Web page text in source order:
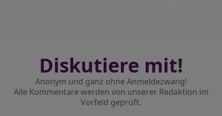
Diskutiere mit!
Anonym und ganz ohne Anmeldezwang!
Alle Kommentare werden von unserer Redaktion im
Vorfeld geprüft.